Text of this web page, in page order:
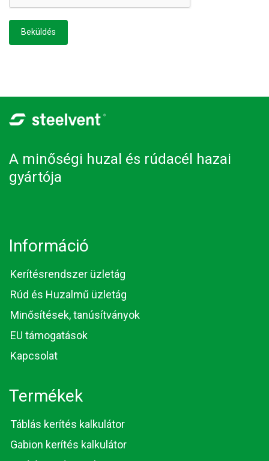
A minőségi huzal és rúdacél hazai
gyártója
Információ
Kerítésrendszer üzletág
Rúd és Huzalmű üzletág
Minősítések, tanúsítványok
EU támogatások
Kapcsolat
Termékek
Táblás kerítés kalkulátor
Gabion kerítés kalkulátor